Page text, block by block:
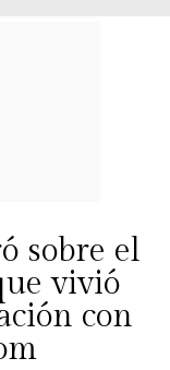
sobre el
vivió
con